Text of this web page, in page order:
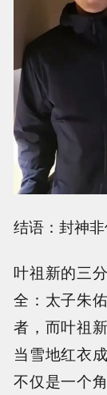
结语：封神
叶祖新的三
全：太子朱
者，而叶祖
当雪地红衣
不仅是一个